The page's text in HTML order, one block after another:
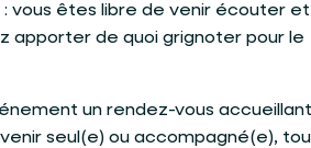
: vous êtes libre de venir écouter et
apporter de quoi grignoter pour le
un rendez-vous
venir seul(e) ou accompagné(e),